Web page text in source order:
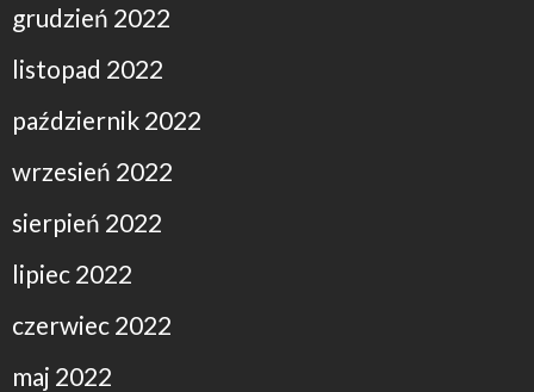
grudzień 2022
listopad 2022
październik 2022
wrzesień 2022
sierpień 2022
lipiec 2022
czerwiec 2022
maj 2022